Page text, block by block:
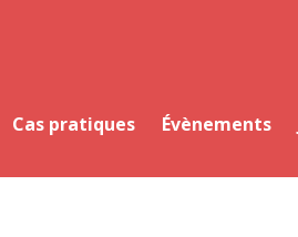
Place
Cas pratiques Évènements